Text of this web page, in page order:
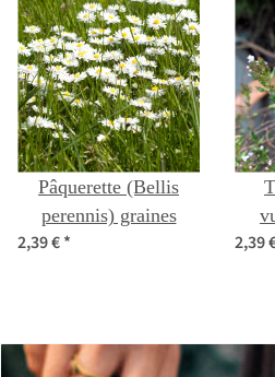
Pâquerette (Bellis
perennis) graines
2,39 €* 2,39